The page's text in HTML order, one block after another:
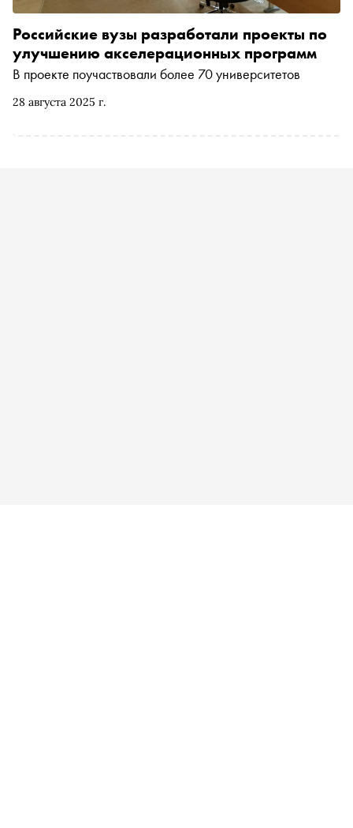
28 августа 2025 г.
Российские вузы разработали проекты по
улучшению акселерационных программ
В проекте поучаствовали более 70 университетов